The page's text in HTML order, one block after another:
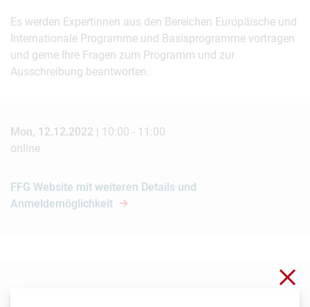
Es werden Expertinnen aus den Bereichen Europäische und
Internationale Programme und Basisprogramme vortragen
und gerne Ihre Fragen zum Programm und zur
Ausschreibung beantworten.
Mon, 12.12.2022 | 10:00 - 11:00
online
FFG Website mit weiteren Details und
Anmeldemöglichkeit